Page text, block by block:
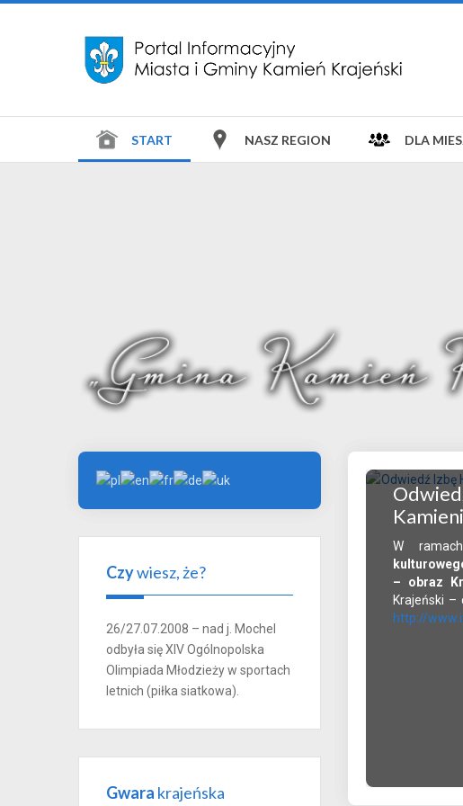
START NASZ REGION DLA
W
– obraz
Krajeński –
http://
Czywiesz, że?
26/27.07.2008 – nad j. Mochel
odbyła się XIV Ogólnopolska
Olimpiada Młodzieży w sportach
letnich (piłka siatkowa).
Gwara krajeńska